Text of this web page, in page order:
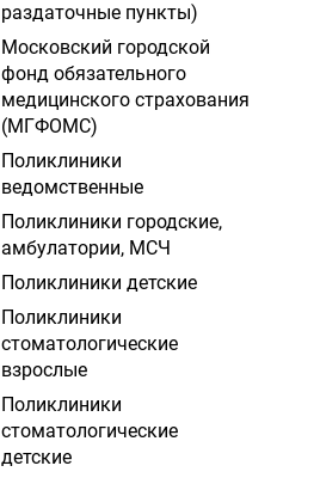
раздаточные пункты)
Московский городской
фонд обязательного
медицинского страхования
(МГФОМС)
Поликлиники
ведомственные
Поликлиники городские,
амбулатории, МСЧ
Поликлиники детские
Поликлиники
стоматологические
взрослые
Поликлиники
стоматологические
детские